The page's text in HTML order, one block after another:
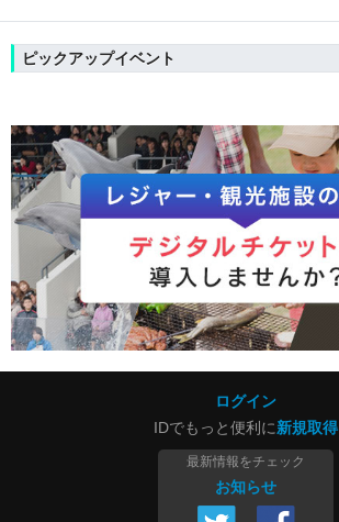
ピックアップイベント
ログイン
IDでもっと便利に新規取得
最新情報をチェック
お知らせ